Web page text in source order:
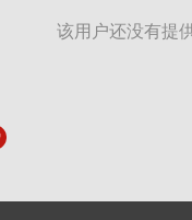
该用户还没有提